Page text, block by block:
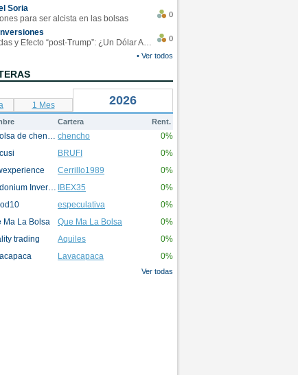
Soria
para ser alcista en las bolsas
0
Monedas y Efecto “post-Trump”: ¿Un Dólar Americano operando en rangos?
0
• Ver todos
1 Mes 2026
Cartera Rent.
la bolsa de chencho chencho 0%
BRUFI 0%
Cerrillo1989 0%
Mindonium Inversions IBEX35 0%
especulativa 0%
Ma La Bolsa Que Ma La Bolsa 0%
trading Aquiles 0%
Lavacapaca 0%
Ver todas